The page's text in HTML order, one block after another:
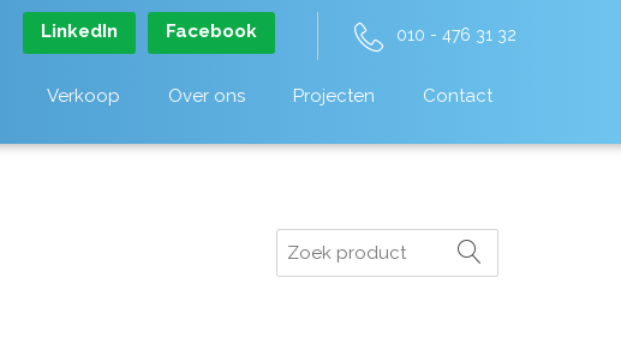
LinkedIn Facebook 010 - 476 31 32
Verkoop Over ons Projecten Contact
Zoeken